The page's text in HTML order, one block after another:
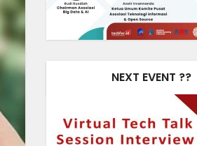
NEXT EVENT ??